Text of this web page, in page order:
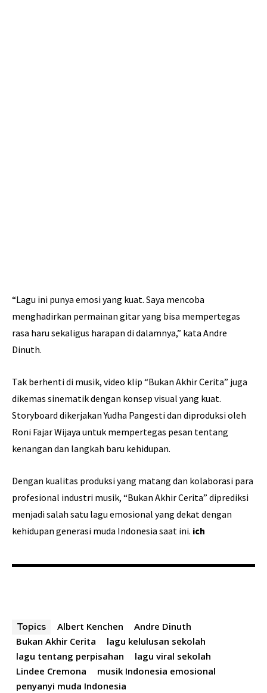
“Lagu ini punya emosi yang kuat. Saya mencoba
menghadirkan permainan gitar yang bisa mempertegas
rasa haru sekaligus harapan di dalamnya,” kata Andre
Dinuth.
Tak berhenti di musik, video klip “Bukan Akhir Cerita” juga
dikemas sinematik dengan konsep visual yang kuat.
Storyboard dikerjakan Yudha Pangesti dan diproduksi oleh
Roni Fajar Wijaya untuk mempertegas pesan tentang
kenangan dan langkah baru kehidupan.
Dengan kualitas produksi yang matang dan kolaborasi para
profesional industri musik, “Bukan Akhir Cerita” diprediksi
menjadi salah satu lagu emosional yang dekat dengan
kehidupan generasi muda Indonesia saat ini. ich
Topics Albert Kenchen
Andre Dinuth
Bukan Akhir Cerita
lagu kelulusan sekolah
lagu tentang perpisahan
lagu viral sekolah
Lindee Cremona
musik Indonesia emosional
penyanyi muda Indonesia